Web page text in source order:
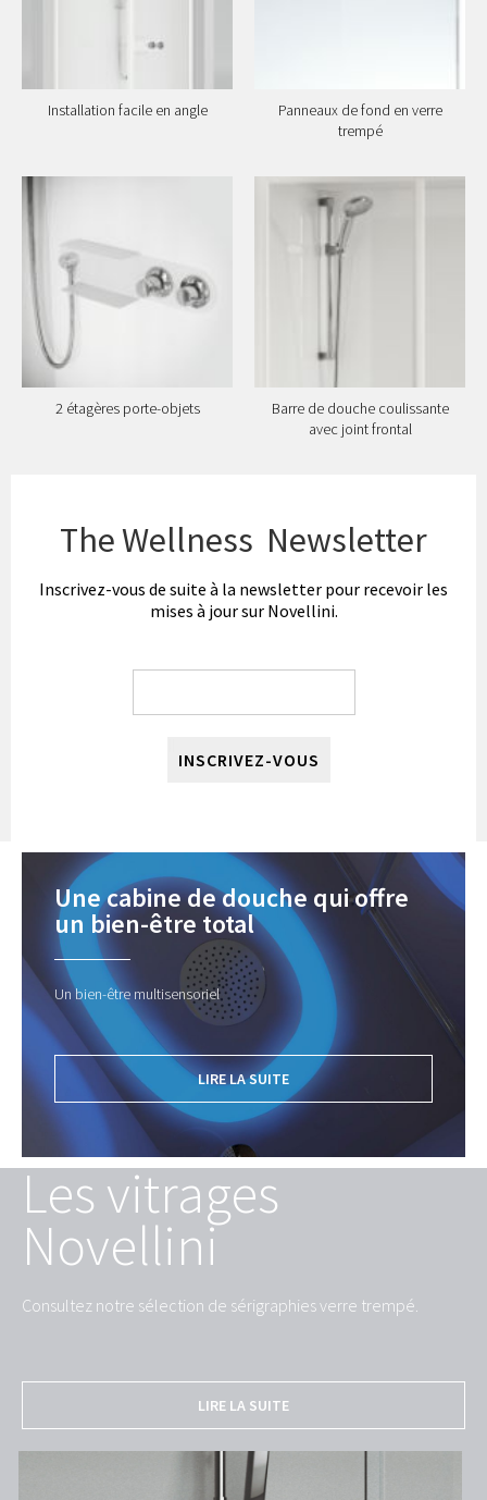
Installation facile en angle
Panneaux de fond en verre
trempé
2 étagères porte-objets
Barre de douche coulissante
avec joint frontal
The Wellness Newsletter
Inscrivez-vous de suite à la newsletter pour recevoir les
mises à jour sur Novellini.
INSCRIVEZ-VOUS
Une cabine de douche qui offre
un bien-être total
Un bien-être multisensoriel
LIRE LA SUITE
Les vitrages
Novellini
Consultez notre sélection de sérigraphies verre trempé.
LIRE LA SUITE